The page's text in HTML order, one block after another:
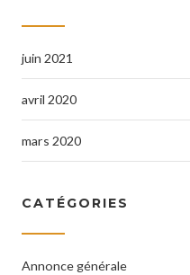
juin 2021
avril 2020
mars 2020
CATÉGORIES
Annonce générale